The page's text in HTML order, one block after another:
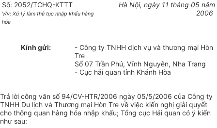
Số: 2052/TCHQ-KTTT
V/v: Xử lý làm thủ tục nhập khẩu hàng
hóa
Hà Nội, ngày 11 tháng 05 năm
2006
Kính gửi:
- Công ty TNHH dịch vụ và thương mại Hòn
Tre
Số 07 Trần Phú, Vĩnh Nguyên, Nha Trang
- Cục hải quan tỉnh Khánh Hòa
Trả lời công văn số 94/CV-HTR/2006 ngày 05/5/2006 của Công ty
TNHH Du lịch và Thương mại Hòn Tre về việc kiến nghị giải quyết
cho thông quan hàng hóa nhập khẩu; Tổng cục Hải quan có ý kiến
như sau: